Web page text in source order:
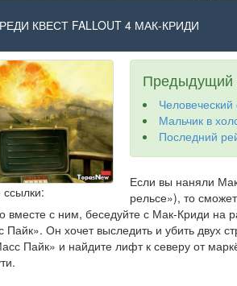
КВЕСТ FALLOUT 4 МАК-КРИДИ
Предыдущий
Мальчик в
Последний
Если вы наняли
рельсе»), то
вместе с ним, беседуйте с Мак-Криди на
Пайк». Он хочет выследить и убить двух
Пайк» и найдите лифт к северу от